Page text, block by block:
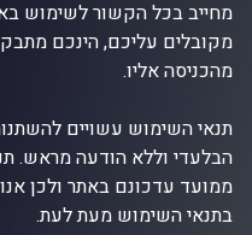
מחייב בכל הקשור לשימוש
מקובלים עליכם, הינכם
מהכניסה אליו.
תנאי השימוש עשויים
הבלעדי וללא הודעה מראש.
ממועד עדכונם באתר ולכן
בתנאי השימוש מעת לעת.